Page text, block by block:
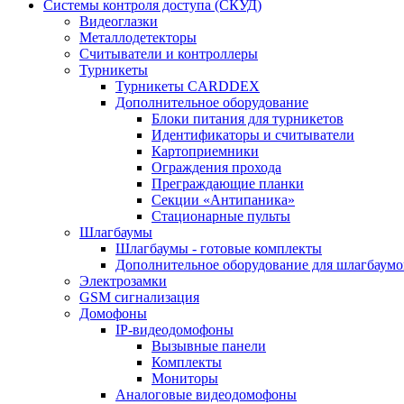
Системы контроля доступа (СКУД)
Видеоглазки
Металлодетекторы
Считыватели и контроллеры
Турникеты
Турникеты CARDDEX
Дополнительное оборудование
Блоки питания для турникетов
Идентификаторы и считыватели
Картоприемники
Ограждения прохода
Преграждающие планки
Секции «Антипаника»
Стационарные пульты
Шлагбаумы
Шлагбаумы - готовые комплекты
Дополнительное оборудование для
Электрозамки
GSM сигнализация
Домофоны
IP-видеодомофоны
Вызывные панели
Комплекты
Мониторы
Аналоговые видеодомофоны